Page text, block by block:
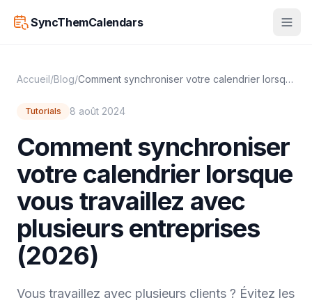
SyncThemCalendars
Accueil/Blog/ Comment synchroniser votre calendrier lorsque vous travaillez avec plusieurs entreprises (2026)
Tutorials 8 août 2024
Comment synchroniser
votre calendrier lorsque
vous travaillez avec
plusieurs entreprises
(2026)
Vous travaillez avec plusieurs clients ? Évitez les